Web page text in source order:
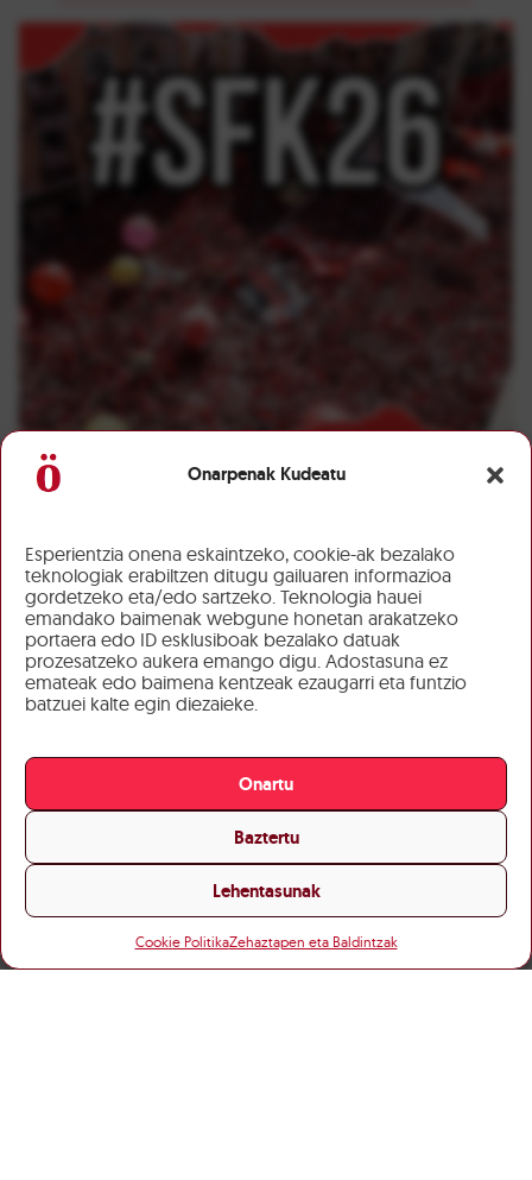
Onarpenak Kudeatu
Esperientzia onena eskaintzeko, cookie-ak bezalako
teknologiak erabiltzen ditugu gailuaren informazioa
gordetzeko eta/edo sartzeko. Teknologia hauei
emandako baimenak webgune honetan arakatzeko
portaera edo ID esklusiboak bezalako datuak
prozesatzeko aukera emango digu. Adostasuna ez
emateak edo baimena kentzeak ezaugarri eta funtzio
batzuei kalte egin diezaieke.
Onartu
Baztertu
Lehentasunak
Cookie PolitikaZehaztapen eta Baldintzak